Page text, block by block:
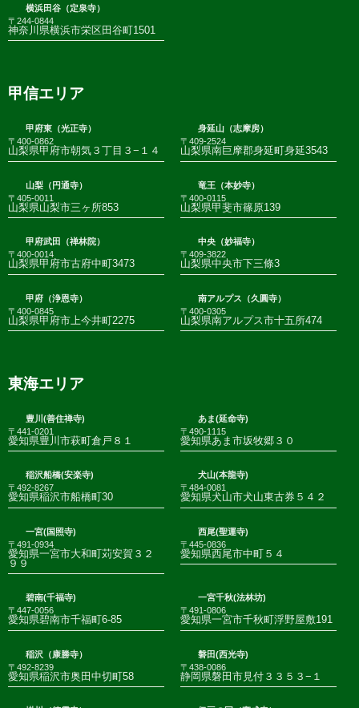
横浜田谷（定泉寺）
〒244-0844
神奈川県横浜市栄区田谷町1501
甲信エリア
甲府東（光正寺）
〒400-0862
山梨県甲府市朝気３丁目３−１４
身延山（志摩房）
〒409-2524
山梨県南巨摩郡身延町身延3543
山梨（円通寺）
〒405-0011
山梨県山梨市三ヶ所853
竜王（本妙寺）
〒400-0115
山梨県甲斐市篠原139
甲府武田（禅林院）
〒400-0014
山梨県甲府市古府中町3473
中央（妙福寺）
〒409-3822
山梨県中央市下三條3
甲府（浄恩寺）
〒400-0845
山梨県甲府市上今井町2275
南アルプス（久圓寺）
〒400-0305
山梨県南アルプス市十五所474
東海エリア
豊川(善住禅寺)
〒441-0201
愛知県豊川市萩町倉戸８１
あま(延命寺)
〒490-1115
愛知県あま市坂牧郷３０
稲沢船橋(安楽寺)
〒492-8267
愛知県稲沢市船橋町30
犬山(本龍寺)
〒484-0081
愛知県犬山市犬山東古券５４２
一宮(国照寺)
〒491-0934
愛知県一宮市大和町苅安賀３２
９９
西尾(聖運寺)
〒445-0836
愛知県西尾市中町５４
碧南(千福寺)
〒447-0056
愛知県碧南市千福町6-85
一宮千秋(法林坊)
〒491-0806
愛知県一宮市千秋町浮野屋敷191
稲沢（康勝寺）
〒492-8239
愛知県稲沢市奥田中切町58
磐田(西光寺)
〒438-0086
静岡県磐田市見付３３５３−１